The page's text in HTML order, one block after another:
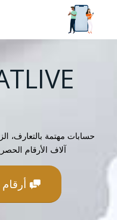
حسابات مهتمة بالتعارف،
آلاف الأرقام